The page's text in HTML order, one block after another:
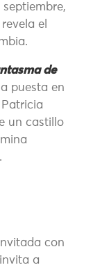
el
de
puesta en
un castillo
con
a